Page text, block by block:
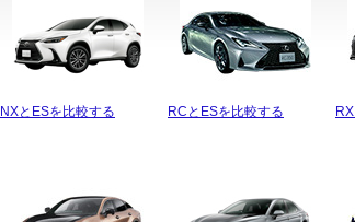
NXとESを比較する RCとESを比較する